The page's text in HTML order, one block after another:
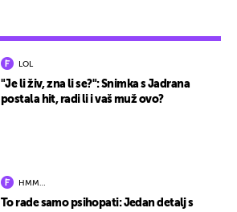
LOL
"Je li živ, zna li se?": Snimka s Jadrana
postala hit, radi li i vaš muž ovo?
HMM…
To rade samo psihopati: Jedan detalj s